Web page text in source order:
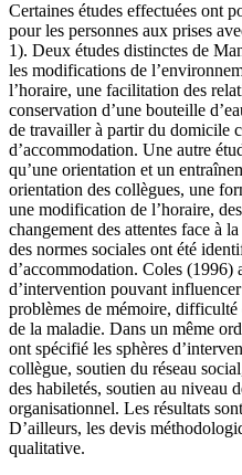
Certaines études effectuées ont
pour les personnes aux prises
1). Deux études distinctes de
les modifications de
l’horaire, une facilitation des
conservation d’une bouteille
de travailler à partir du domicile
d’accommodation. Une autre
qu’une orientation et un
orientation des collègues, une
une modification de l’horaire,
changement des attentes face à
des normes sociales ont été
d’accommodation. Coles (1996)
d’intervention pouvant
problèmes de mémoire, difficulté
de la maladie. Dans un même
ont spécifié les sphères
collègue, soutien du réseau
des habiletés, soutien au niveau
organisationnel. Les résultats
D’ailleurs, les devis
qualitative.